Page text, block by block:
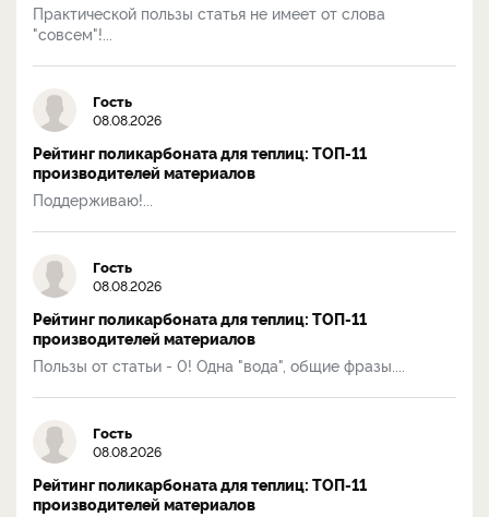
Практической пользы статья не имеет от слова
"совсем"!...
Гость
08.08.2026
Рейтинг поликарбоната для теплиц: ТОП-11
производителей материалов
Поддерживаю!...
Гость
08.08.2026
Рейтинг поликарбоната для теплиц: ТОП-11
производителей материалов
Пользы от статьи - 0! Одна "вода", общие фразы....
Гость
08.08.2026
Рейтинг поликарбоната для теплиц: ТОП-11
производителей материалов